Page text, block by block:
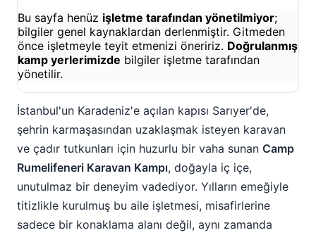
Bu sayfa henüz işletme tarafından yönetilmiyor;
bilgiler genel kaynaklardan derlenmiştir. Gitmeden
önce işletmeyle teyit etmenizi öneririz. Doğrulanmış
kamp yerlerimizde bilgiler işletme tarafından
yönetilir.
İstanbul'un Karadeniz'e açılan kapısı Sarıyer'de,
şehrin karmaşasından uzaklaşmak isteyen karavan
ve çadır tutkunları için huzurlu bir vaha sunan Camp
Rumelifeneri Karavan Kampı, doğayla iç içe,
unutulmaz bir deneyim vadediyor. Yılların emeğiyle
titizlikle kurulmuş bu aile işletmesi, misafirlerine
sadece bir konaklama alanı değil, aynı zamanda